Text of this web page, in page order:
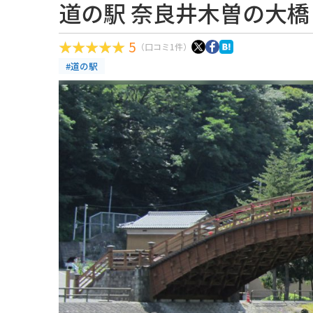
道の駅 奈良井木曽の大橋
5 （口コミ1件）
#道の駅